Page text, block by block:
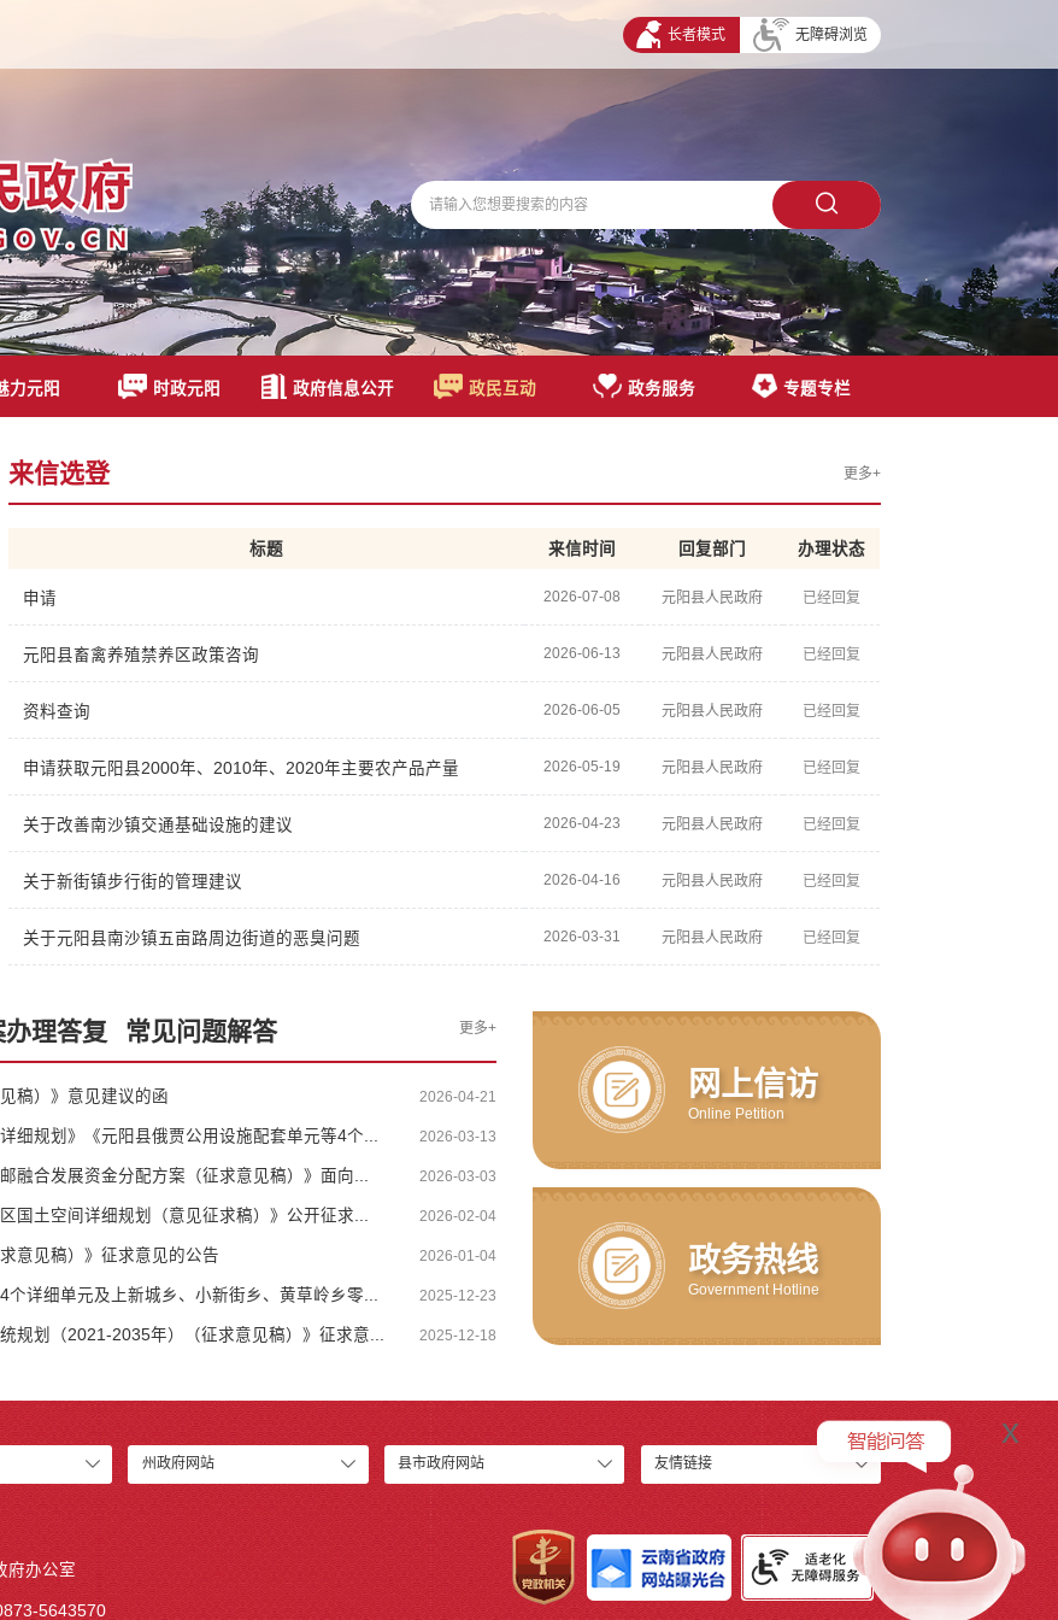
长者模式 无障碍浏览
力元阳 时政元阳 政府信息公开 政民互动 政务服务 专题专栏
来信选登 更多+
标题 来信时间 回复部门 办理状态
申请 2026-07-08 元阳县人民政府 已经回复
元阳县畜禽养殖禁养区政策咨询 2026-06-13 元阳县人民政府 已经回复
资料查询 2026-06-05 元阳县人民政府 已经回复
申请获取元阳县2000年、2010年、2020年主要农产品产量 2026-05-19 元阳县人民政府 已经回复
关于改善南沙镇交通基础设施的建议 2026-04-23 元阳县人民政府 已经回复
关于新街镇步行街的管理建议 2026-04-16 元阳县人民政府 已经回复
关于元阳县南沙镇五亩路周边街道的恶臭问题 2026-03-31 元阳县人民政府 已经回复
理答复 常见问题解答 更多+
稿）》意见建议的函 2026-04-21
细规划》《元阳县俄贾公用设施配套单元等4个... 2026-03-13
融合发展资金分配方案（征求意见稿）》面向... 2026-03-03
国土空间详细规划（意见征求稿）》公开征求... 2026-02-04
意见稿）》征求意见的公告 2026-01-04
详细单元及上新城乡、小新街乡、黄草岭乡零... 2025-12-23
规划（2021-2035年）（征求意见稿）》征求意... 2025-12-18
网上信访
Online Petition
政务热线
Government Hotline
州政府网站 县市政府网站 友情链接
x
府办公室
5643570